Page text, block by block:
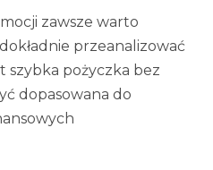
zawsze warto
przeanalizować
szybka pożyczka bez
dopasowana do